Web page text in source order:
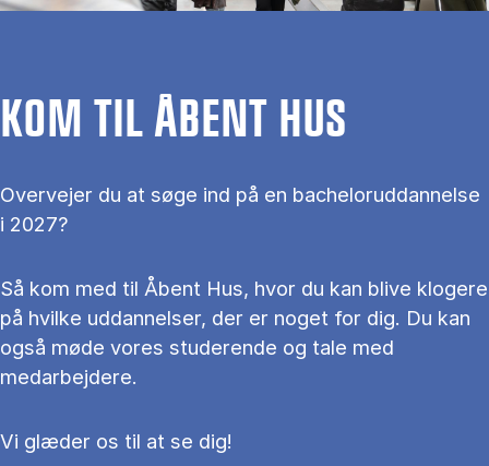
KOM TIL ÅBENT HUS
Overvejer du at søge ind på en bacheloruddannelse
i 2027?
Så kom med til Åbent Hus, hvor du kan blive klogere
på hvilke uddannelser, der er noget for dig. Du kan
også møde vores studerende og tale med
medarbejdere.
Vi glæder os til at se dig!